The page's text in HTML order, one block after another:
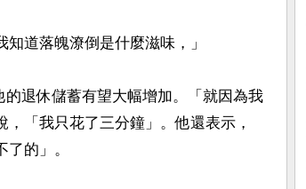
道落魄潦倒是什麼滋味，」
退休儲蓄有望大幅增加。「就因為我
「我只花了三分鐘」。他還表示，
的」。